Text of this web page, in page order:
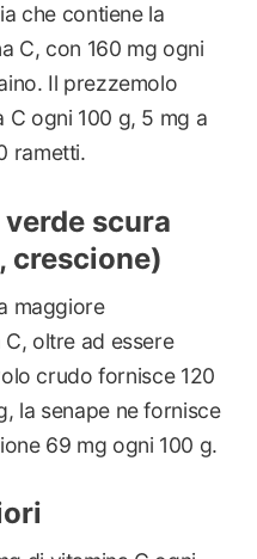
che contiene la
C, con 160 mg ogni
Il prezzemolo
C ogni 100 g, 5 mg a
rametti.
scura
crescione)
maggiore
oltre ad essere
crudo fornisce 120
la senape ne fornisce
69 mg ogni 100 g.